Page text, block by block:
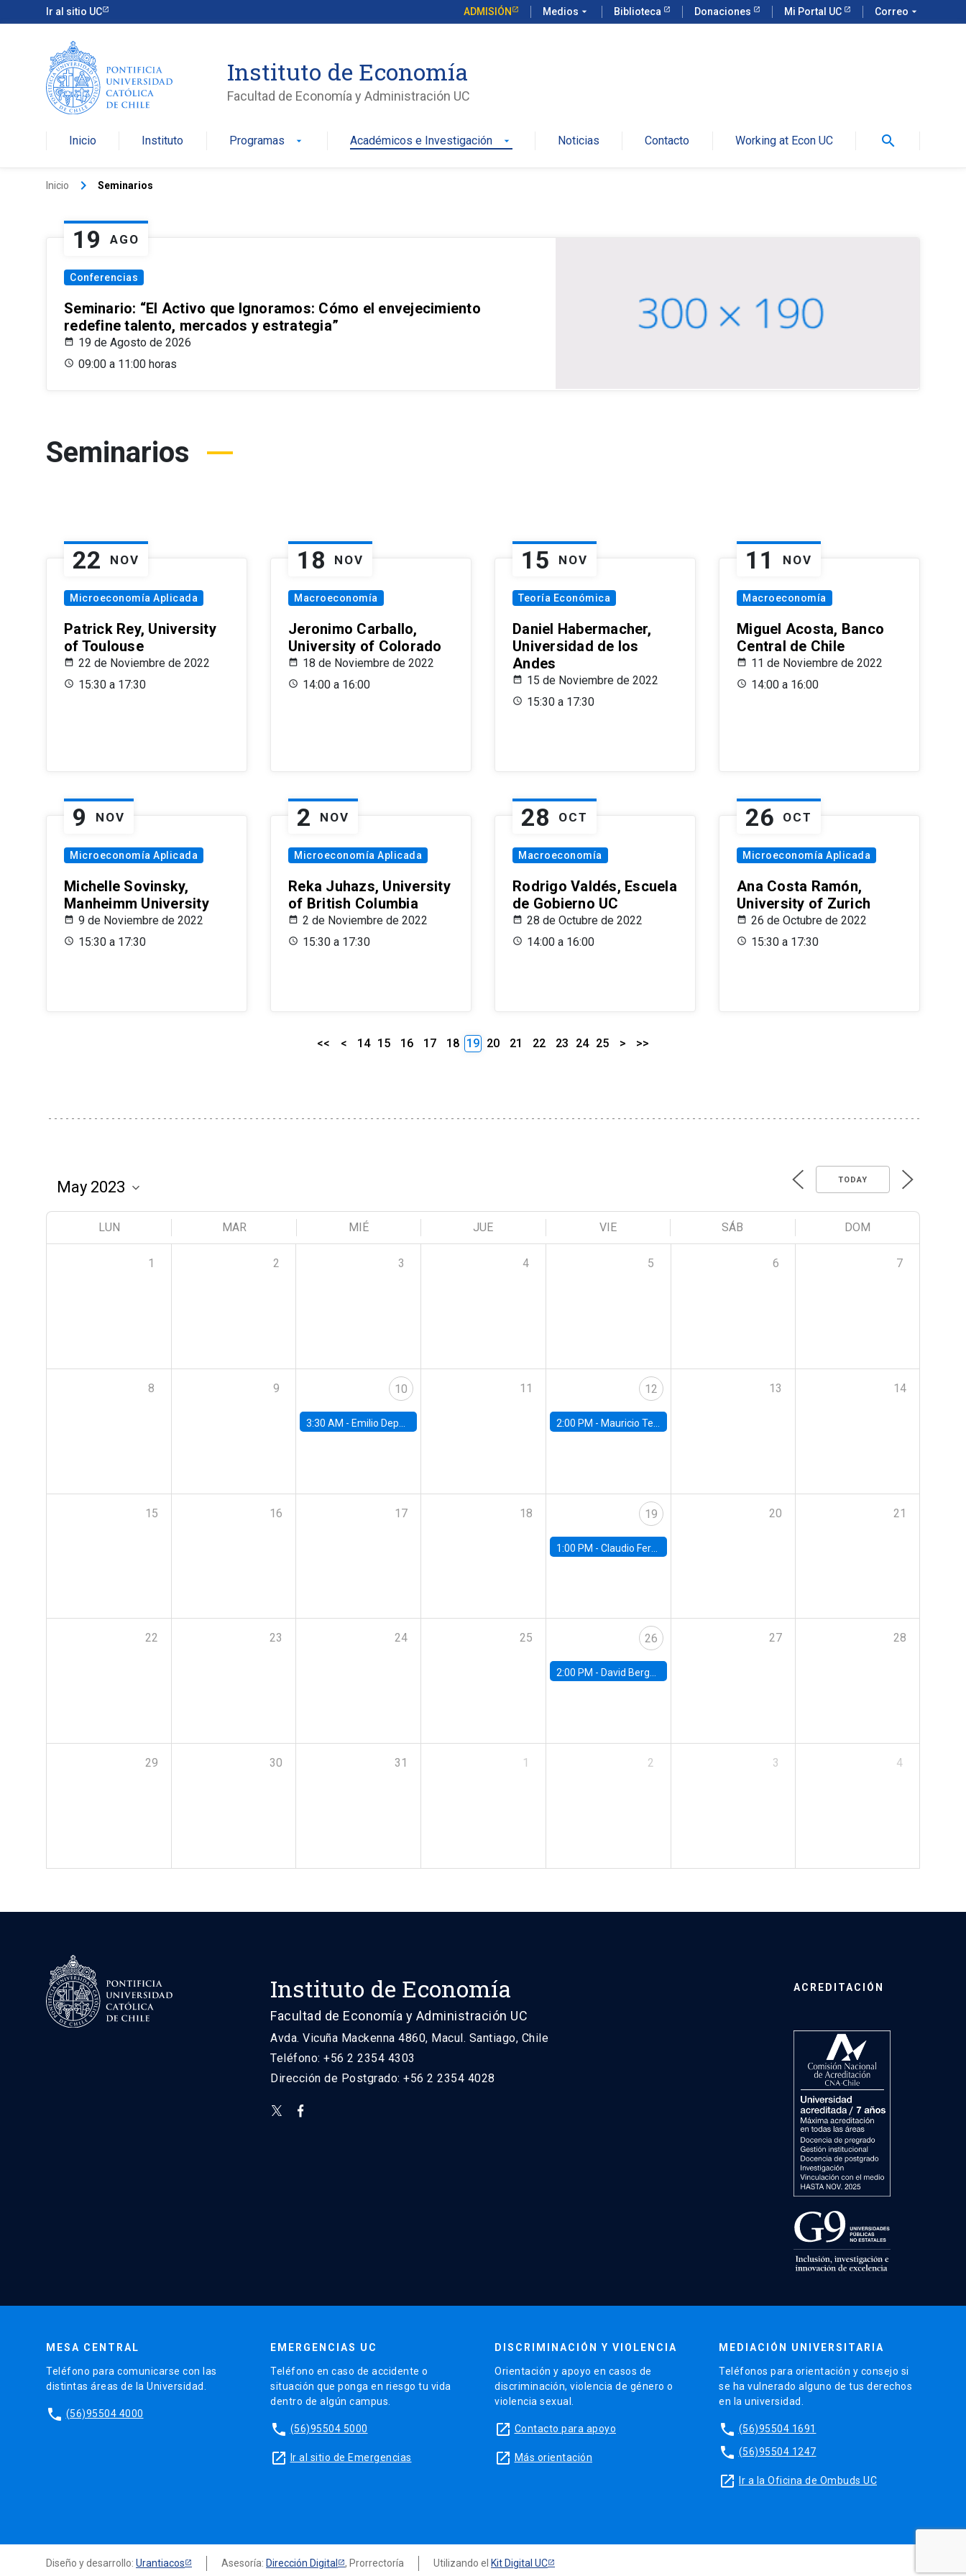
Ir al sitio UC ADMISIÓN Medios arrow_drop_down Biblioteca Donaciones Mi Portal UC Correo arrow_drop_down
Instituto de Economía
Facultad de Economía y Administración UC
Inicio Instituto Programas arrow_drop_down Académicos e Investigación arrow_drop_down Noticias Contacto Working at Econ UC search
Inicio keyboard_arrow_right Seminarios
19 AGO
Conferencias
Seminario: “El Activo que Ignoramos: Cómo el envejecimiento
redefine talento, mercados y estrategia”
19 de Agosto de 2026
09:00 a 11:00 horas
Seminarios
22 NOV
Microeconomía Aplicada
Patrick Rey, University
of Toulouse
22 de Noviembre de 2022
15:30 a 17:30
18 NOV
Macroeconomía
Jeronimo Carballo,
University of Colorado
18 de Noviembre de 2022
14:00 a 16:00
15 NOV
Teoría Económica
Daniel Habermacher,
Universidad de los
Andes
15 de Noviembre de 2022
15:30 a 17:30
11 NOV
Macroeconomía
Miguel Acosta, Banco
Central de Chile
11 de Noviembre de 2022
14:00 a 16:00
9 NOV
Microeconomía Aplicada
Michelle Sovinsky,
Manheimm University
9 de Noviembre de 2022
15:30 a 17:30
2 NOV
Microeconomía Aplicada
Reka Juhazs, University
of British Columbia
2 de Noviembre de 2022
15:30 a 17:30
28 OCT
Macroeconomía
Rodrigo Valdés, Escuela
de Gobierno UC
28 de Octubre de 2022
14:00 a 16:00
26 OCT
Microeconomía Aplicada
Ana Costa Ramón,
University of Zurich
26 de Octubre de 2022
15:30 a 17:30
<< < 14 15 16 17 18 19 20 21 22 23 24 25 > >>
TODAY
LUN MAR MIÉ JUE VIE SÁB DOM
1 2 3 4 5 6 7
8 9 10
3:30 AM - Emilio Depetris-Chauvín, Universidad Católica
11 12
2:00 PM - Mauricio Tejada, UDP
13 14
15 16 17 18 19
1:00 PM - Claudio Ferraz, British Columbia
20 21
22 23 24 25 26
2:00 PM - David Berger, Duke
27 28
29 30 31 1 2 3 4
Instituto de Economía
Facultad de Economía y Administración UC
Avda. Vicuña Mackenna 4860, Macul. Santiago, Chile
Teléfono: +56 2 2354 4303
Dirección de Postgrado: +56 2 2354 4028
ACREDITACIÓN
MESA CENTRAL
Teléfono para comunicarse con las
distintas áreas de la Universidad.
phone (56)95504 4000
EMERGENCIAS UC
Teléfono en caso de accidente o
situación que ponga en riesgo tu vida
dentro de algún campus.
phone (56)95504 5000
launch Ir al sitio de Emergencias
DISCRIMINACIÓN Y VIOLENCIA
Orientación y apoyo en casos de
discriminación, violencia de género o
violencia sexual.
launch Contacto para apoyo
launch Más orientación
MEDIACIÓN UNIVERSITARIA
Teléfonos para orientación y consejo si
se ha vulnerado alguno de tus derechos
en la universidad.
phone (56)95504 1691
phone (56)95504 1247
launch Ir a la Oficina de Ombuds UC
Diseño y desarrollo: Urantiacos Asesoría: Dirección Digital , Prorrectoría Utilizando el Kit Digital UC